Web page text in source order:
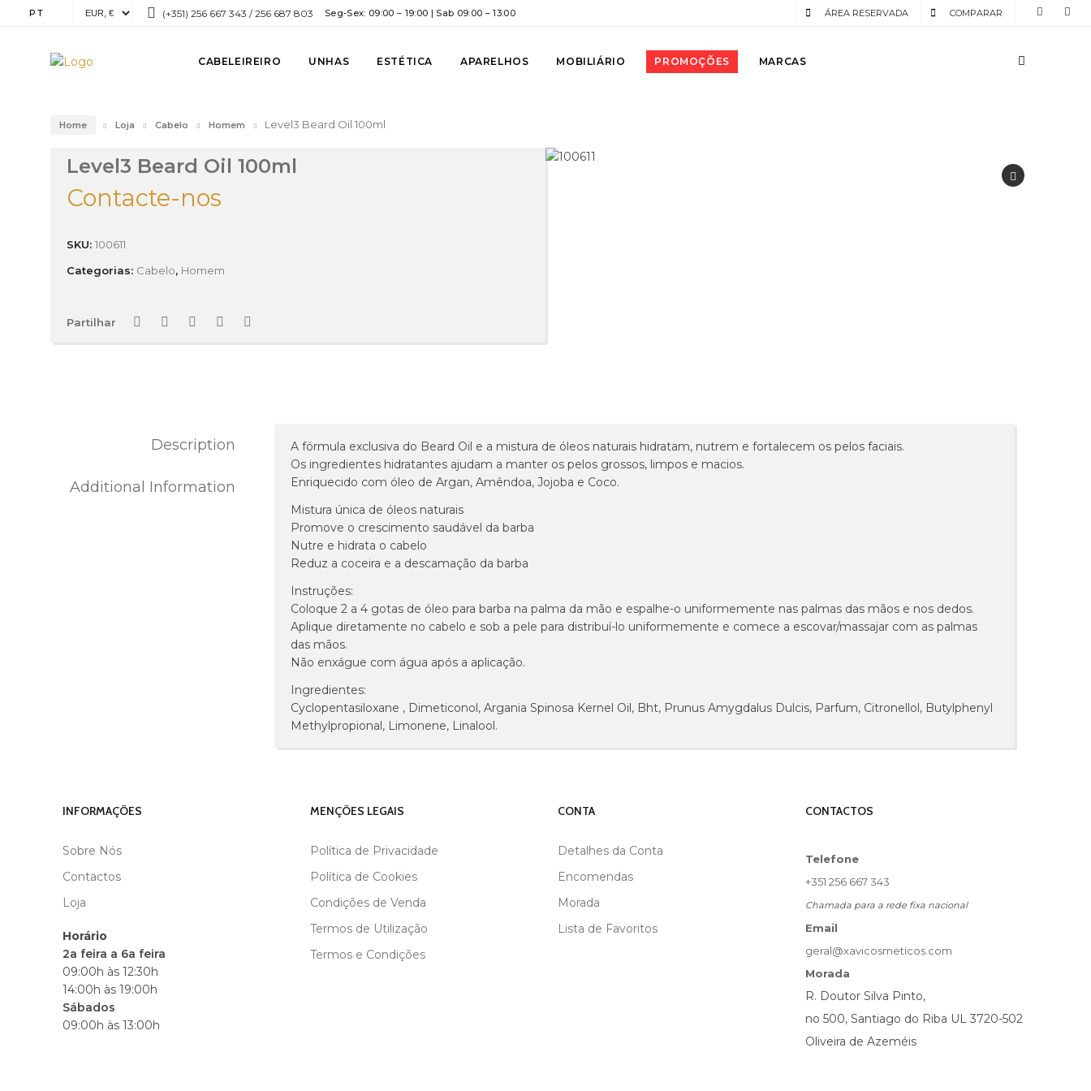
PT (+351) 256 667 343 / 256 687 803 Seg-Sex: 09:00 – 19:00 | Sab 09:00 – 13:00 COMPARAR
ÁREA RESERVADA
CABELEIREIRO UNHAS ESTÉTICA APARELHOS MOBILIÁRIO PROMOÇÕES MARCAS
Home Loja Cabelo Homem Level3 Beard Oil 100ml
Level3 Beard Oil 100ml
Contacte-nos
SKU: 100611
Categorias: Cabelo, Homem
Partilhar
Description
Additional Information
A fórmula exclusiva do Beard Oil e a mistura de óleos naturais hidratam, nutrem e fortalecem os pelos faciais.
Os ingredientes hidratantes ajudam a manter os pelos grossos, limpos e macios.
Enriquecido com óleo de Argan, Amêndoa, Jojoba e Coco.
Mistura única de óleos naturais
Promove o crescimento saudável da barba
Nutre e hidrata o cabelo
Reduz a coceira e a descamação da barba
Instruções:
Coloque 2 a 4 gotas de óleo para barba na palma da mão e espalhe-o uniformemente nas palmas das mãos e nos dedos.
Aplique diretamente no cabelo e sob a pele para distribuí-lo uniformemente e comece a escovar/massajar com as palmas
das mãos.
Não enxágue com água após a aplicação.
Ingredientes:
Cyclopentasiloxane , Dimeticonol, Argania Spinosa Kernel Oil, Bht, Prunus Amygdalus Dulcis, Parfum, Citronellol, Butylphenyl
Methylpropional, Limonene, Linalool.
MARCA
INFORMAÇÕES
Sobre Nós
Contactos
Loja
Horário
2a feira a 6a feira
09:00h às 12:30h
14:00h às 19:00h
Sábados
09:00h às 13:00h
MENÇÕES LEGAIS
Política de Privacidade
Política de Cookies
Condições de Venda
Termos de Utilização
Termos e Condições
CONTA
Detalhes da Conta
Encomendas
Morada
Lista de Favoritos
CONTACTOS
Telefone
+351 256 667 343
Chamada para a rede fixa nacional
Email
geral@xavicosmeticos.com
Morada
R. Doutor Silva Pinto,
no 500, Santiago do Riba UL 3720-502
Oliveira de Azeméis